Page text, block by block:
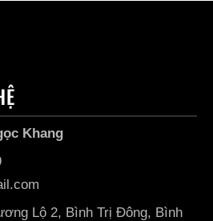
Khang
Lộ 2, Bình Trị Đông, Bình